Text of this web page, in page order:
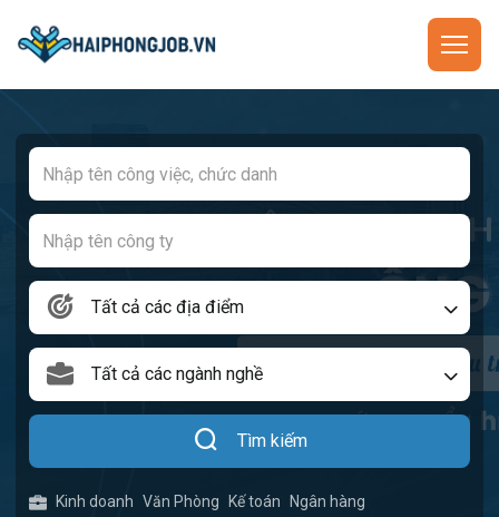
Tất cả các địa điểm
Tất cả các ngành nghề
Tìm kiếm
Kinh doanh Văn Phòng Kế toán Ngân hàng